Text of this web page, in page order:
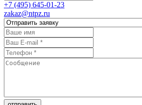
+7 (495) 645-01-23
zakaz@ntpz.ru